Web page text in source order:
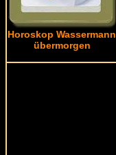
Horoskop Wassermann
übermorgen